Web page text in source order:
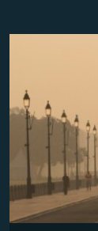
TÁRSADALOM
A PÉNZ
EURÓPAI UNIÓ
VILÁG
A MÚLT